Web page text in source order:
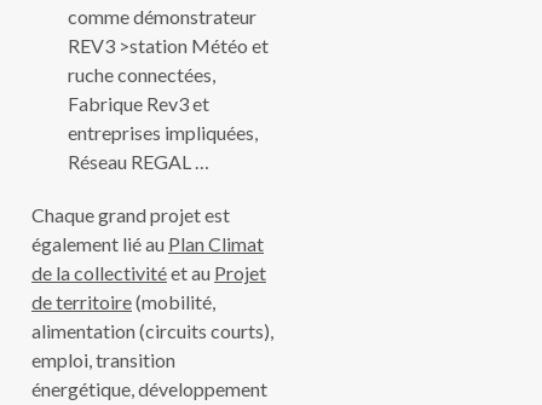
comme démonstrateur
REV3 >station Météo et
ruche connectées,
Fabrique Rev3 et
entreprises impliquées,
Réseau REGAL …
Chaque grand projet est
également lié au Plan Climat
de la collectivitéet au Projet
de territoire(mobilité,
alimentation (circuits courts),
emploi, transition
énergétique, développement